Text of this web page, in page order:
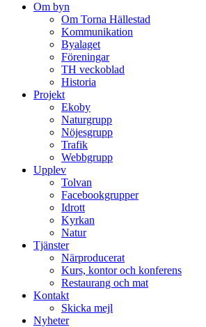
Om byn
Om Torna Hällestad
Kommunikation
Byalaget
Föreningar
TH veckoblad
Historia
Projekt
Ekoby
Naturgrupp
Nöjesgrupp
Trafik
Webbgrupp
Upplev
Tolvan
Facebookgrupper
Idrott
Kyrkan
Natur
Tjänster
Närproducerat
Kurs, kontor och konferens
Restaurang och mat
Kontakt
Skicka mejl
Nyheter